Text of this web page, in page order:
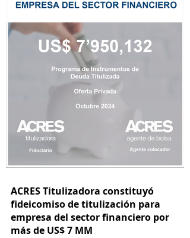
ACRES Titulizadora constituyó
fideicomiso de titulización para
empresa del sector financiero por
más de US$ 7 MM